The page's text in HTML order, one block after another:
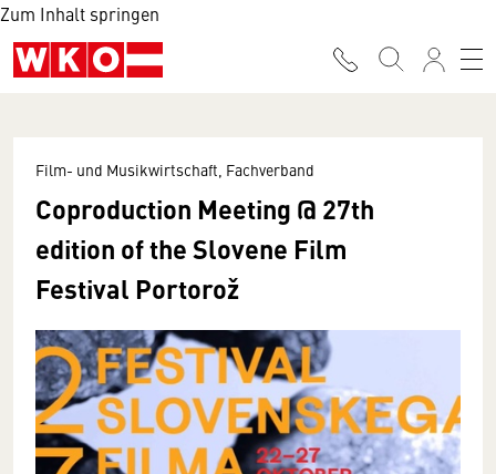
Zum Inhalt springen
Film- und Musikwirtschaft, Fachverband
Coproduction Meeting @ 27th
edition of the Slovene Film
Festival Portorož